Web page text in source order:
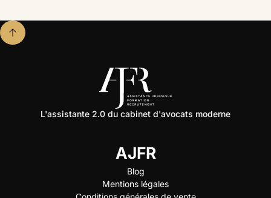
L'assistante 2.0 du cabinet d'avocats moderne
AJFR
Blog
Mentions légales